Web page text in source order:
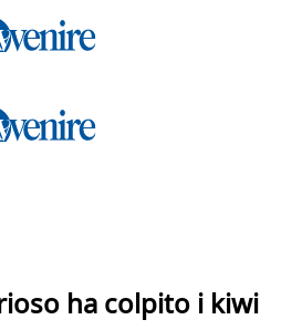
ha colpito i kiwi